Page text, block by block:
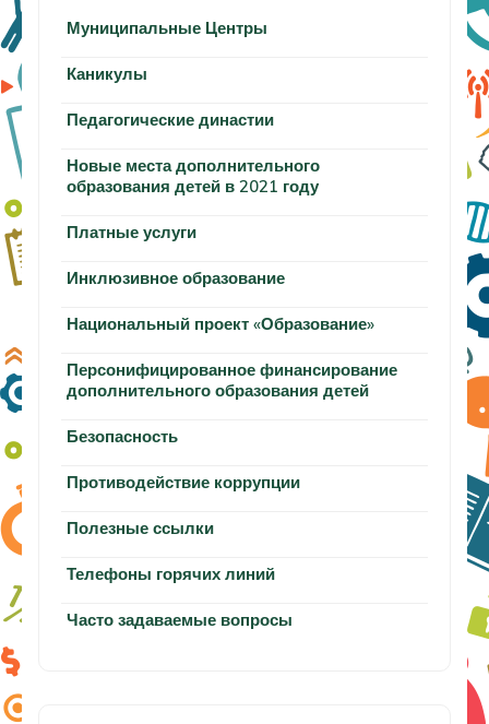
Муниципальные Центры
Каникулы
Педагогические династии
Новые места дополнительного
образования детей в 2021 году
Платные услуги
Инклюзивное образование
Национальный проект «Образование»
Персонифицированное финансирование
дополнительного образования детей
Безопасность
Противодействие коррупции
Полезные ссылки
Телефоны горячих линий
Часто задаваемые вопросы